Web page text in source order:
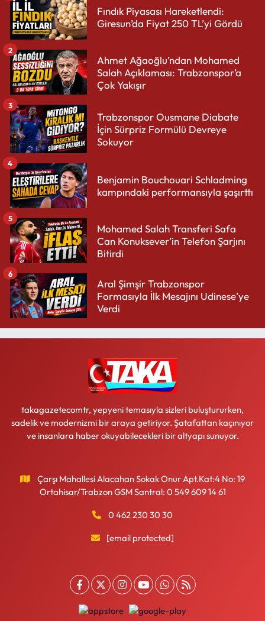
Fındık Piyasası Hareketlendi:
Giresun’da Fiyat 250 TL’yi Gördü
Ahmet Ağaoğlu’ndan Mohamed
Salah Açıklaması: Trabzonspor’a
Çok Yakışır
2
Trabzonspor Ousmane Diabate
İçin Sürpriz Formülü Devreye
Sokuyor
3
Benjamin Bouchouari Schladming
kampındaki performansıyla şaşırttı
4
Mohamed Salah Transferi Safa
Can Konuksever’in Telefon Şarjını
Bitirdi
5
Aral Şimşir Trabzonspor
Formasıyla İlk Mesajını Udinese’ye
Verdi
6
takagazetecomtr, yepyeni temasıyla sizleri buluştururken,
sadelik ve modernizmi bir araya getiriyor. Şatafattan kaçınıyor
ve insanlara haber okuyabilecekleri bir altyapı sunuyor.
Çarşı Mahallesi Alacahan Sokak Onur Apt.Kat:4 No: 19
Ortahisar/Trabzon GSM Santral: 0 549 609 14 61
0 462 230 30 30
[email protected]